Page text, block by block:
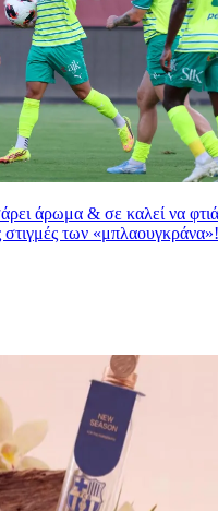
άρωμα & σε καλεί να
στιγμές των «μπλαουγκράνα»!